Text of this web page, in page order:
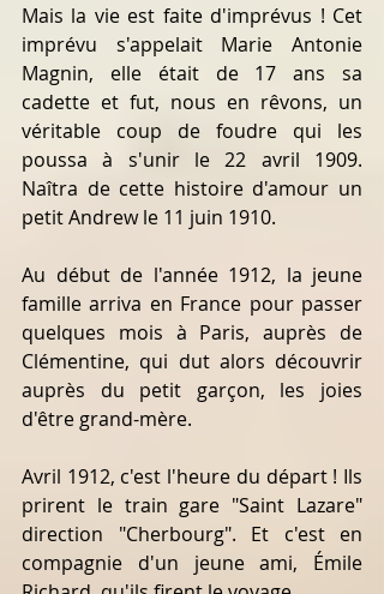
Mais la vie est faite d'imprévus ! Cet
imprévu s'appelait Marie Antonie
Magnin, elle était de 17 ans sa
cadette et fut, nous en rêvons, un
véritable coup de foudre qui les
poussa à s'unir le 22 avril 1909.
Naîtra de cette histoire d'amour un
petit Andrew le 11 juin 1910.
Au début de l'année 1912, la jeune
famille arriva en France pour passer
quelques mois à Paris, auprès de
Clémentine, qui dut alors découvrir
auprès du petit garçon, les joies
d'être grand-mère.
Avril 1912, c'est l'heure du départ ! Ils
prirent le train gare "Saint Lazare"
direction "Cherbourg". Et c'est en
compagnie d'un jeune ami, Émile